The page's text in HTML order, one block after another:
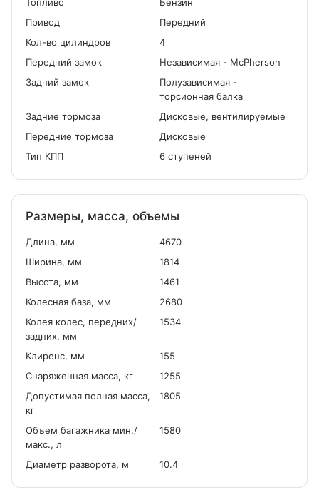
Привод
Передний
Кол-во цилиндров
4
Передний замок
Независимая - McPherson
Задний замок
Полузависимая -
торсионная балка
Задние тормоза
Дисковые, вентилируемые
Передние тормоза
Дисковые
Тип КПП
6 ступеней
Размеры, масса, объемы
Длина, мм
4670
Ширина, мм
1814
Высота, мм
1461
Колесная база, мм
2680
Колея колес, передних/
задних, мм
1534
Клиренс, мм
155
Снаряженная масса, кг
1255
Допустимая полная масса,
кг
1805
Объем багажника мин./
макс., л
1580
Диаметр разворота, м 10.4